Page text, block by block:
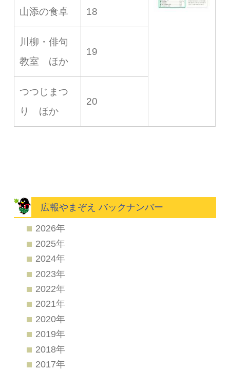
山添の食卓 18
川柳・俳句
教室 ほか
19
つつじまつ
り ほか
20
広報やまぞえ バックナンバー
2026年
2025年
2024年
2023年
2022年
2021年
2020年
2019年
2018年
2017年